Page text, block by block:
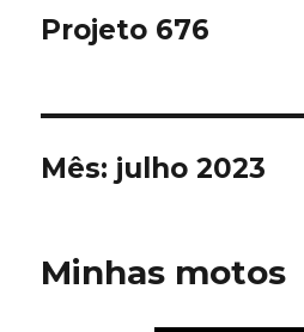
Projeto 676
Mês: julho 2023
Minhas motos